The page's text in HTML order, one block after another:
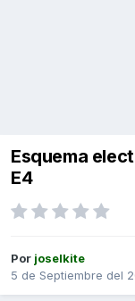
Esquema
E4
Por joselkite
5 de Septiembre del